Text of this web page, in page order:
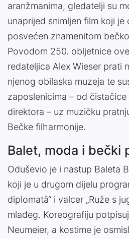
aranžmanima, gledatelji su
unaprijed snimljen film koji
posvećen znamenitom
Povodom 250. obljetnice
redateljica Alex Wieser prati
njenog obilaska muzeja te
zaposlenicima – od
direktora – uz muzičku
Bečke filharmonije.
Balet, moda i bečki
Oduševio je i nastup Baleta
koji je u drugom dijelu
diplomatâ“ i valcer „Ruže s
mlađeg. Koreografiju
Neumeier, a kostime je